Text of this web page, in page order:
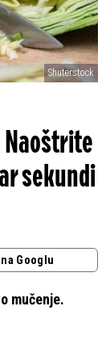
Shuterstock
Naoštrite
sekundi
Googlu
mučenje.